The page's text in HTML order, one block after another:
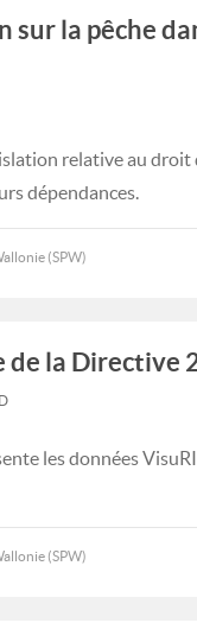
la pêche
relative au droit
dépendances.
(SPW)
de la Directive
les données
(SPW)